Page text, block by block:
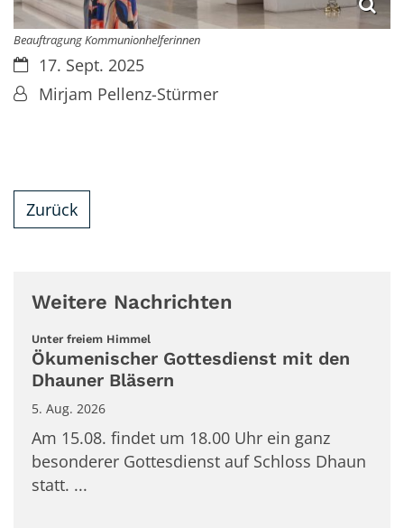
Beauftragung Kommunionhelferinnen
Datum:17. Sept. 2025
Von:Mirjam Pellenz-Stürmer
Zurück
Weitere Nachrichten
Unter freiem Himmel
Ökumenischer Gottesdienst mit den
Dhauner Bläsern
5. Aug. 2026
Am 15.08. findet um 18.00 Uhr ein ganz
besonderer Gottesdienst auf Schloss Dhaun
statt. ...